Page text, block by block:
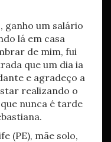
ganho um salário
lá em casa
de mim, fui
que um dia ia
e agradeço a
realizando o
nunca é tarde
(PE), mãe solo,